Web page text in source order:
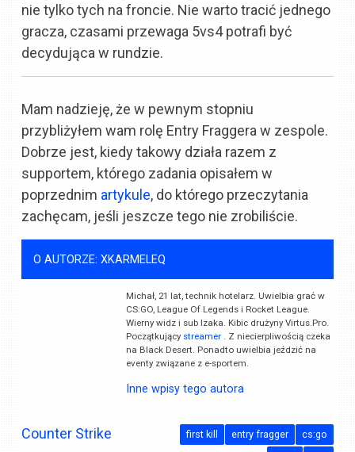
nie tylko tych na froncie. Nie warto tracić jednego
gracza, czasami przewaga 5vs4 potrafi być
decydująca w rundzie.
Mam nadzieję, że w pewnym stopniu
przybliżyłem wam rolę Entry Fraggera w zespole.
Dobrze jest, kiedy takowy działa razem z
supportem, którego zadania opisałem w
poprzednim artykule, do którego przeczytania
zachęcam, jeśli jeszcze tego nie zrobiliście.
O AUTORZE: XKARMELEQ
Michał, 21 lat, technik hotelarz. Uwielbia grać w
CS:GO, League Of Legends i Rocket League.
Wierny widz i sub Izaka. Kibic drużyny Virtus.Pro.
Początkującystreamer. Z niecierpliwością czeka
na Black Desert. Ponadto uwielbia jeździć na
eventy związane z e-sportem.
Inne wpisy tego autora
Counter Strike cs:go
entry fragger
first kill